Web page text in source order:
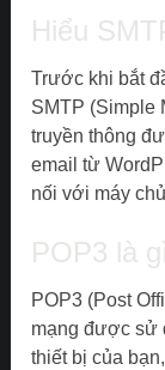
Hiểu
Trước khi bắt
SMTP (Simple
truyền thông
email từ
nối với máy
POP3 là
POP3 (Post
mạng được sử
thiết bị của